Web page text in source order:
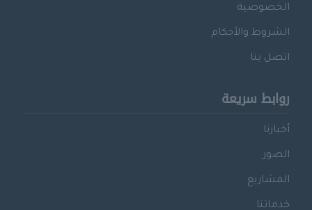
الخصوصية
الشروط والأحكام
اتصل بنا
روابط سريعة
أخبارنا
الصور
المشاريع
خدماتنا